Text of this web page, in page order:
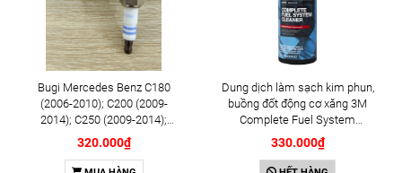
Bugi Mercedes Benz C180
(2006-2010); C200 (2009-
2014); C250 (2009-2014);
E250 (2009-2013); G500
(2008-2015); GL450 (2006-
2012), S500 (2005-2011);
320.000₫
Dung dịch làm sạch kim phun,
buồng đốt động cơ xăng 3M
Complete Fuel System
Cleaner 473ml (08813)
330.000₫